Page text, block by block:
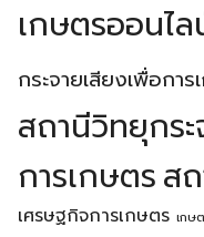
เกษตรออนไ
กระจายเสียงเพื่อการ
สถานีวิทยุกร
การเกษตรส
เศรษฐกิจการเกษตร เกษ